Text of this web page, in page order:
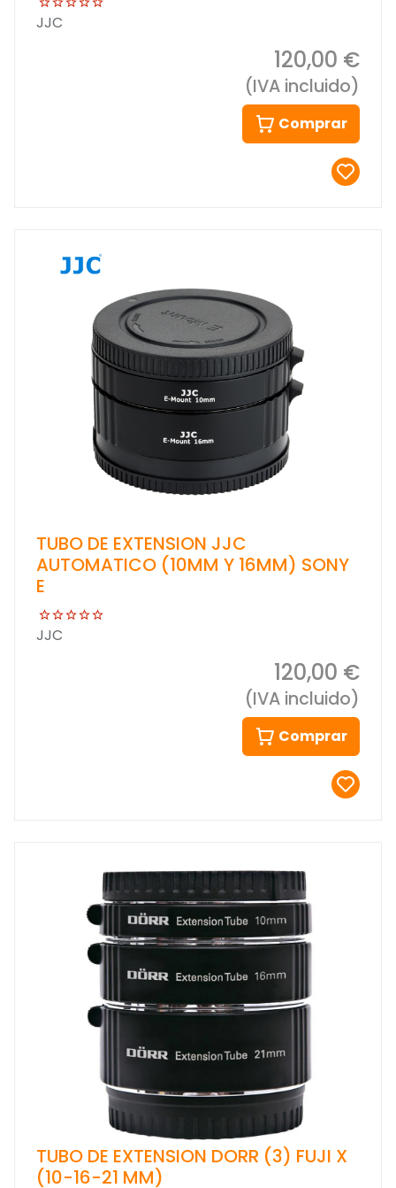
JJC
120,00 €
(IVA incluido)
Comprar
TUBO DE EXTENSION JJC
AUTOMATICO (10MM Y 16MM) SONY
E
JJC
120,00 €
(IVA incluido)
Comprar
TUBO DE EXTENSION DORR (3) FUJI X
(10-16-21 MM)